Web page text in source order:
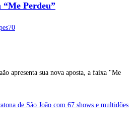
Perdeu”
apresenta sua nova aposta, a faixa "Me